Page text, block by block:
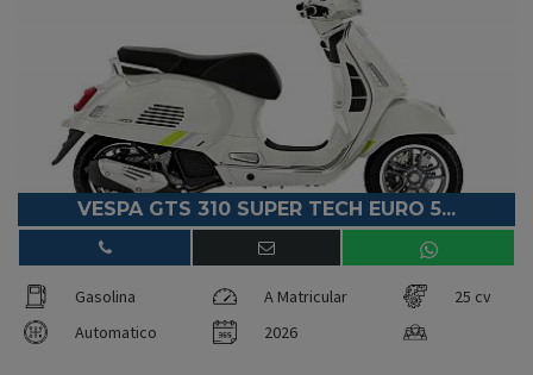
VESPA GTS 310 SUPER TECH EURO 5...
Gasolina A Matricular
25 cv
Automatico
2026